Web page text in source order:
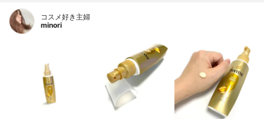
コスメ好き主婦
minori